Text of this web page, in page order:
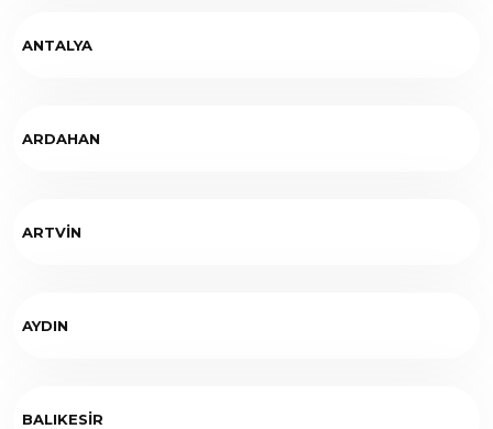
ANTALYA
ARDAHAN
ARTVİN
AYDIN
BALIKESİR